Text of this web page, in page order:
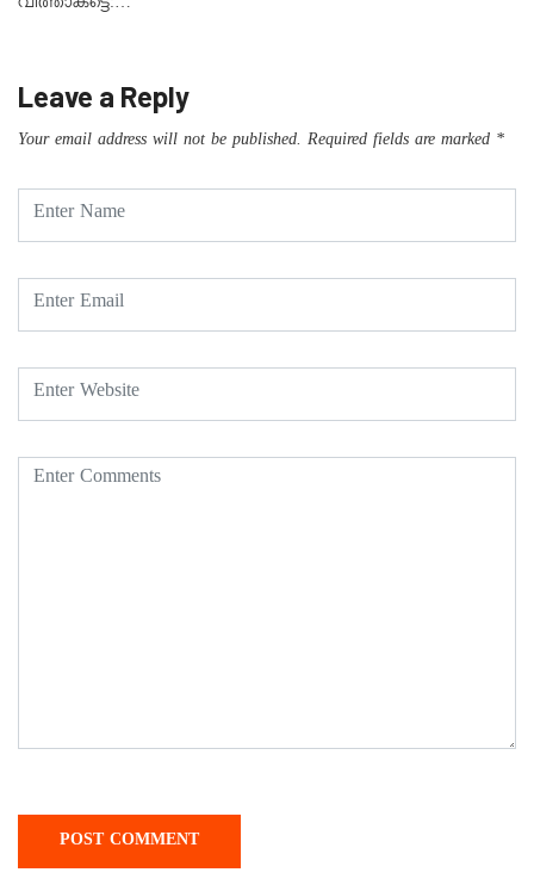
വിത്താകട്ടെ:…
Leave a Reply
Your email address will not be published. Required fields are marked *